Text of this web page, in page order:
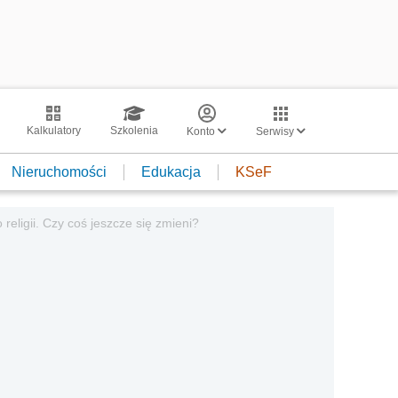
Kalkulatory Szkolenia Konto Serwisy
Nieruchomości Edukacja KSeF
Czy coś jeszcze się zmieni?